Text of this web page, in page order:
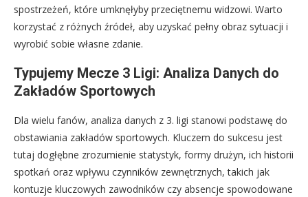
spostrzeżeń, które umknęłyby przeciętnemu widzowi. Warto
korzystać z różnych źródeł, aby uzyskać pełny obraz sytuacji i
wyrobić sobie własne zdanie.
Typujemy Mecze 3 Ligi: Analiza Danych do
Zakładów Sportowych
Dla wielu fanów, analiza danych z 3. ligi stanowi podstawę do
obstawiania zakładów sportowych. Kluczem do sukcesu jest
tutaj dogłębne zrozumienie statystyk, formy drużyn, ich historii
spotkań oraz wpływu czynników zewnętrznych, takich jak
kontuzje kluczowych zawodników czy absencje spowodowane